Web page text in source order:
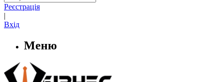
Реєстрація
|
Вхід
Меню